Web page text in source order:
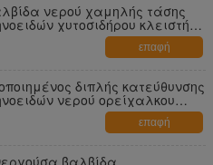
νερού χαμηλής τάσης
χυτοσιδήρου κλειστή
επαφή
διπλής κατεύθυνσης
νερού ορείχαλκου
επαφή
βαλβίδα